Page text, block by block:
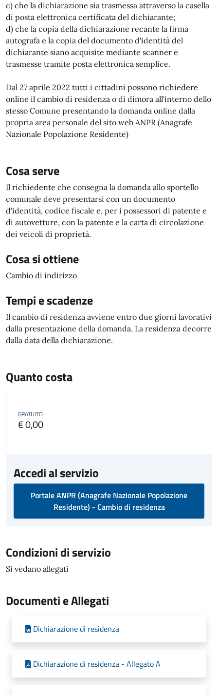
c) che la dichiarazione sia trasmessa attraverso la casella
di posta elettronica certificata del dichiarante;
d) che la copia della dichiarazione recante la firma
autografa e la copia del documento d'identità del
dichiarante siano acquisite mediante scanner e
trasmesse tramite posta elettronica semplice.
Dal 27 aprile 2022 tutti i cittadini possono richiedere
online il cambio di residenza o di dimora all'interno dello
stesso Comune presentando la domanda online dalla
propria area personale del sito web ANPR (Anagrafe
Nazionale Popolazione Residente)
Cosa serve
Il richiedente che consegna la domanda allo sportello
comunale deve presentarsi con un documento
d'identità, codice fiscale e, per i possessori di patente e
di autovetture, con la patente e la carta di circolazione
dei veicoli di proprietà.
Cosa si ottiene
Cambio di indirizzo
Tempi e scadenze
Il cambio di residenza avviene entro due giorni lavorativi
dalla presentazione della domanda. La residenza decorre
dalla data della dichiarazione.
Quanto costa
GRATUITO
€ 0,00
Accedi al servizio
Portale ANPR (Anagrafe Nazionale Popolazione
Residente) - Cambio di residenza
Condizioni di servizio
Si vedano allegati
Documenti e Allegati
Dichiarazione di residenza
Dichiarazione di residenza - Allegato A